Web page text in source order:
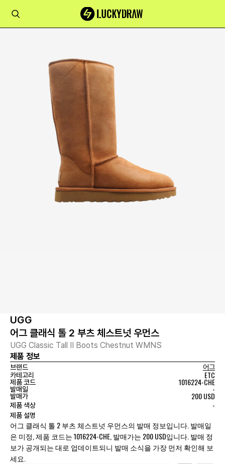
UGG
어그 클래식 톨 2 부츠 체스트넛 우먼스
UGG Classic Tall II Boots Chestnut WMNS
제품 정보
브랜드
어그
카테고리
ETC
제품 코드 1016224-CHE
발매일 -
발매가 200 USD
제품 색상 -
제품 설명
어그 클래식 톨 2 부츠 체스트넛 우먼스의 발매 정보입니다. 발매일
은 미정, 제품 코드는 1016224-CHE, 발매가는 200 USD입니다. 발매 정
보가 공개되는 대로 업데이트되니 발매 소식을 가장 먼저 확인해 보
세요.